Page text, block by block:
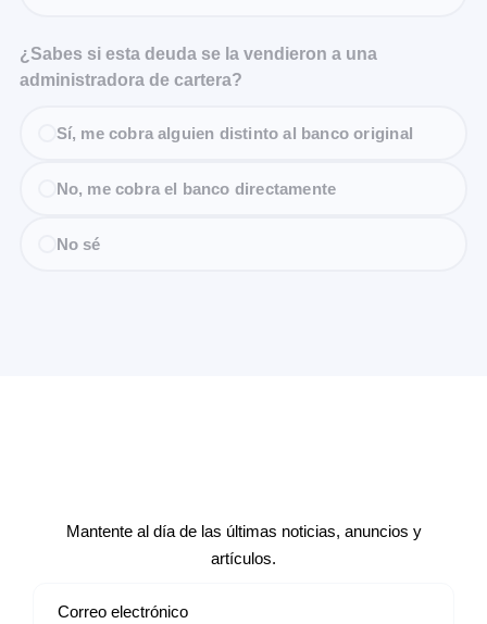
¿Sabes si esta deuda se la vendieron a una
administradora de cartera?
Sí, me cobra alguien distinto al banco original
No, me cobra el banco directamente
No sé
Mantente al día de las últimas noticias, anuncios y
artículos.